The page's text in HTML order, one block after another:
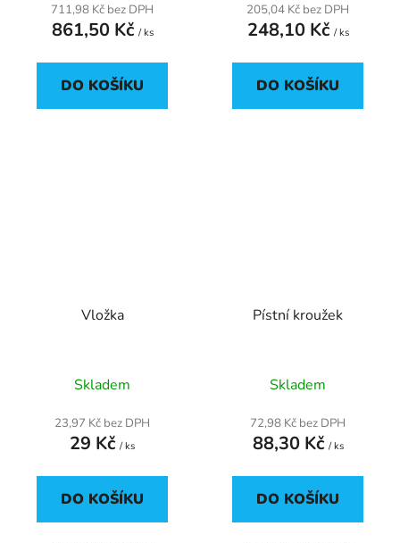
711,98 Kč bez DPH
861,50 Kč / ks
DO KOŠÍKU
205,04 Kč bez DPH
248,10 Kč / ks
DO KOŠÍKU
Vložka
Skladem
23,97 Kč bez DPH
29 Kč / ks
DO KOŠÍKU
Pístní kroužek
Skladem
72,98 Kč bez DPH
88,30 Kč / ks
DO KOŠÍKU